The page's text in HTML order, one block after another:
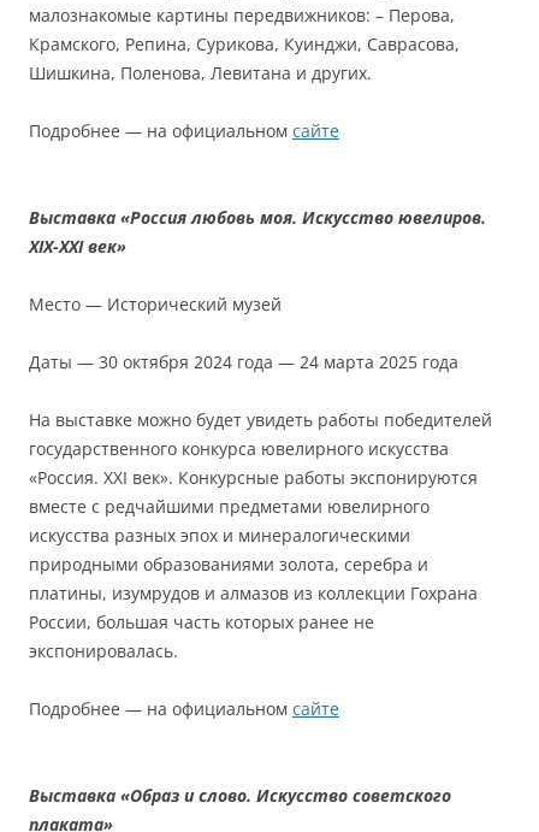
малознакомые картины передвижников: – Перова,
Крамского, Репина, Сурикова, Куинджи, Саврасова,
Шишкина, Поленова, Левитана и других.
Подробнее — на официальном сайте
Выставка «Россия любовь моя. Искусство ювелиров.
XIX-XXI век»
Место — Исторический музей
Даты — 30 октября 2024 года — 24 марта 2025 года
На выставке можно будет увидеть работы победителей
государственного конкурса ювелирного искусства
«Россия. XXI век». Конкурсные работы экспонируются
вместе с редчайшими предметами ювелирного
искусства разных эпох и минералогическими
природными образованиями золота, серебра и
платины, изумрудов и алмазов из коллекции Гохрана
России, большая часть которых ранее не
экспонировалась.
Подробнее — на официальном сайте
Выставка «Образ и слово. Искусство советского
плаката»